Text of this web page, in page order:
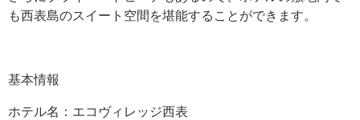
も西表島のスイート空間を堪能することができます。
基本情報
ホテル名：エコヴィレッジ西表